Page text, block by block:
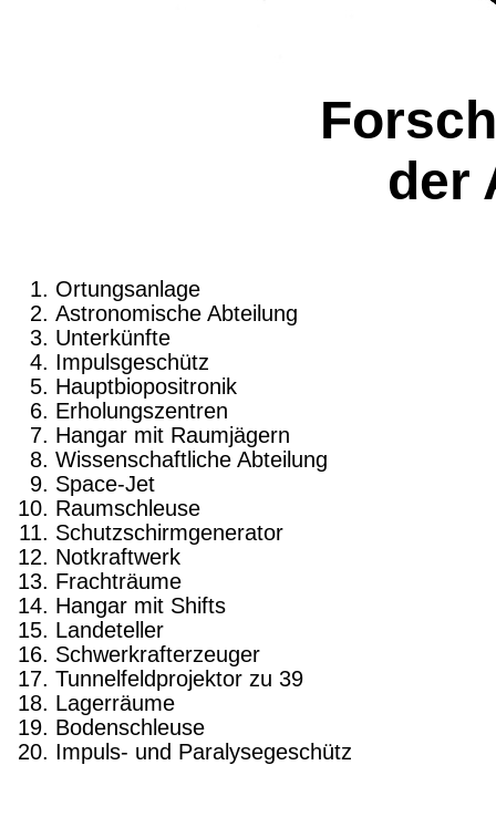
der
Ortungsanlage
Astronomische Abteilung
Unterkünfte
Impulsgeschütz
Hauptbiopositronik
Erholungszentren
Hangar mit Raumjägern
Wissenschaftliche Abteilung
Space-Jet
Raumschleuse
Schutzschirmgenerator
Notkraftwerk
Frachträume
Hangar mit Shifts
Landeteller
Schwerkrafterzeuger
Tunnelfeldprojektor zu 39
Lagerräume
Bodenschleuse
Impuls- und Paralysegeschütz